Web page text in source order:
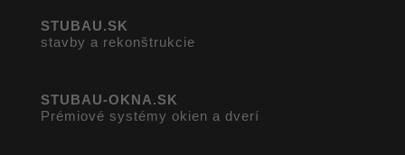
STUBAU.SK
stavby a rekonštrukcie
STUBAU-OKNA.SK
Prémiové systémy okien a dverí